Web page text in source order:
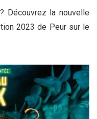
Découvrez la nouvelle
2023 de Peur sur le